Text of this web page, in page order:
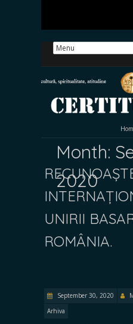
Month:
2020
UNIRII
ROMÂNIA.
September 30, 2020
Arhiva